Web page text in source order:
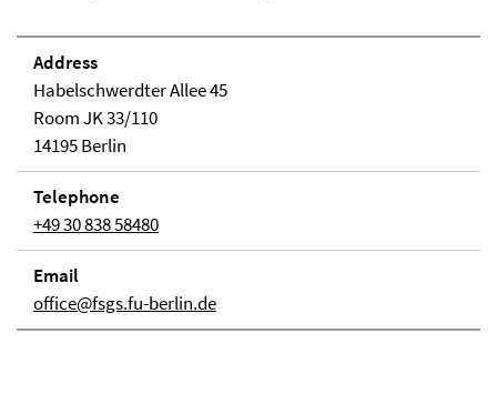
Address
Habelschwerdter Allee 45
Room JK 33/110
14195 Berlin
Telephone
+49 30 838 58480
Email
office@fsgs.fu-berlin.de